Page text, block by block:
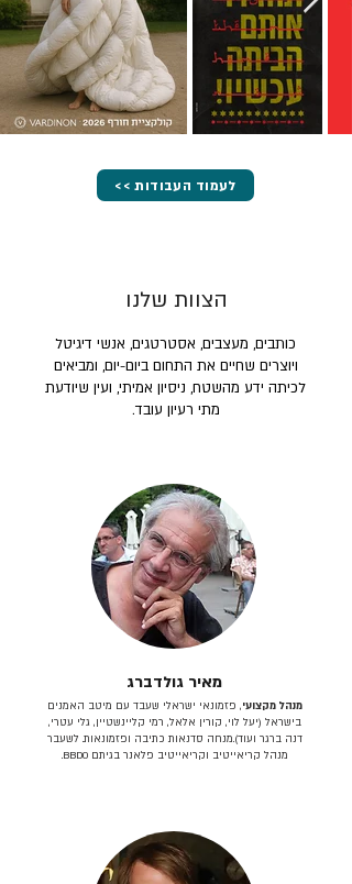
<< לעמוד העבודות
הצוות שלנו
כותבים, מעצבים, אסטרטגים, אנשי דיגיטל
ויוצרים שחיים את התחום ביום-יום, ומביאים
לכיתה ידע מהשטח, ניסיון אמיתי, ועין שיודעת
מתי רעיון עובד.
מאיר גולדברג
מנהל מקצועי, פזמונאי ישראלי שעבד עם מיטב האמנים
בישראל (יעל לוי, קורין אלאל, רמי קליינשטיין, גלי עטרי,
דנה ברגר ועוד).מנחה סדנאות כתיבה ופזמונאות. לשעבר
מנהל קריאייטיב וקריאייטיב פלאנר בגיתם BBDO.